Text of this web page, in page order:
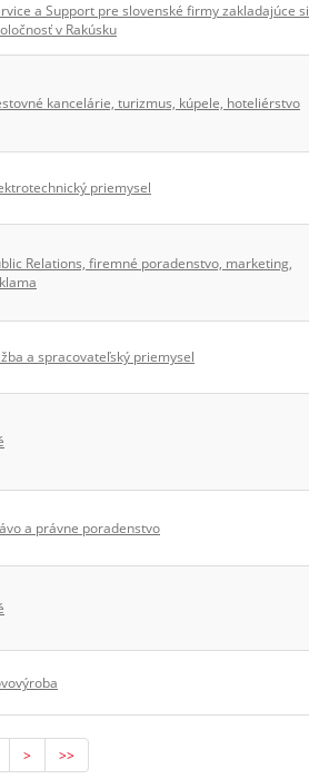
a Support pre slovenské firmy zakladajúce si
v Rakúsku
kancelárie, turizmus, kúpele, hoteliérstvo
priemysel
Relations, firemné poradenstvo, marketing,
a spracovateľský priemysel
a právne poradenstvo
> >>